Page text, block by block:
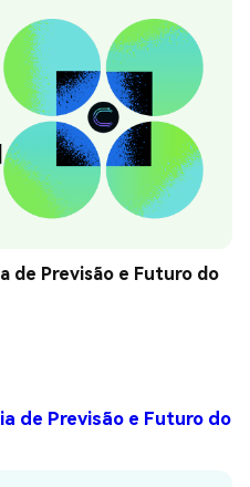
de Previsão e Futuro do
de Previsão e Futuro do